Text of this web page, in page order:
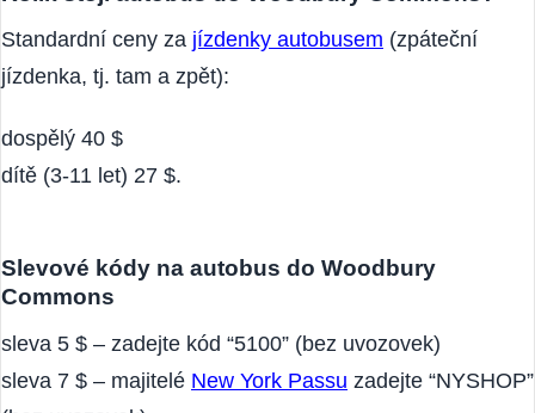
Kolik stojí autobus do Woodbury Commons?
Standardní ceny zajízdenky autobusem
jízdenka, tj. tam a zpět):
dospělý 40 $
Commons
sleva 5 $ – zadejte kód “5100” (bez uvozovek)